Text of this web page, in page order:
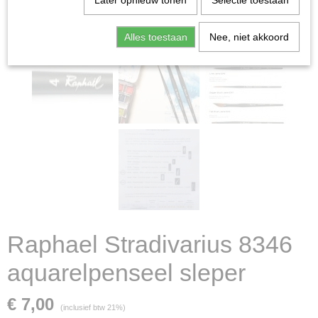
Raphael Stradivarius 8346
aquarelpenseel sleper
€ 7,00 (inclusief btw 21%)
Alles toestaan Nee, niet akkoord